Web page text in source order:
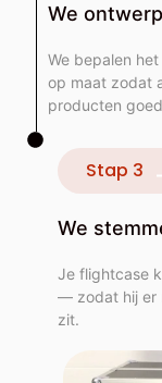
We
We bepalen
op maat zodat
producten
Stap 3
We
Je flightcase
— zodat hij er
zit.